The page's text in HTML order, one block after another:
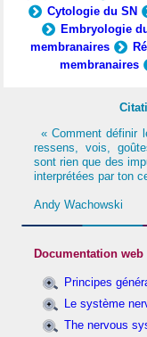
Cytologie du SN
Embryologie
membranaires
membranaires
« Comment définir
ressens, vois,
sont rien que des
interprétées par ton
Andy Wachowski
Documentation web
Principes
Le système
The nervous